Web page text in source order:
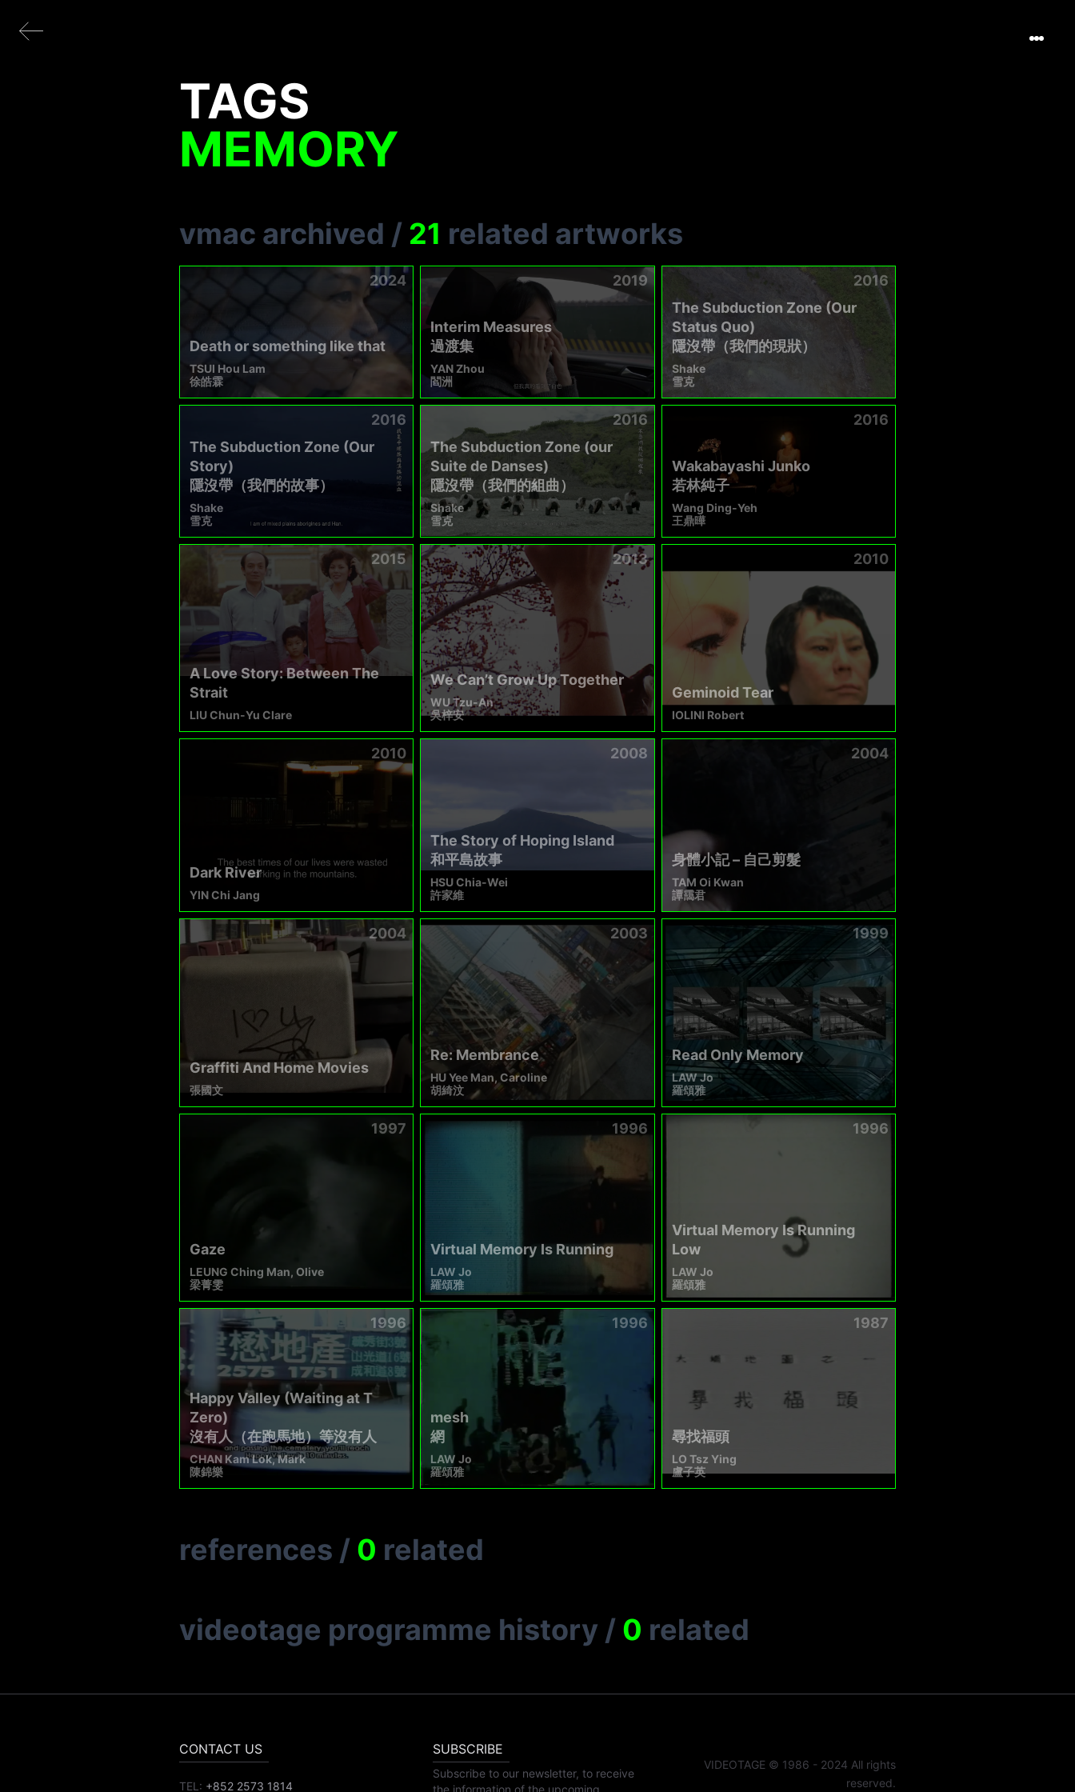
TAGS
MEMORY
vmac archived / 21 related artworks
2024
Death or something like that
TSUI Hou Lam
徐皓霖
2019
Interim Measures
過渡集
YAN Zhou
閻洲
2016
The Subduction Zone (Our
Status Quo)
隱沒帶（我們的現狀）
Shake
雪克
2016
The Subduction Zone (Our
Story)
隱沒帶（我們的故事）
Shake
雪克
2016
The Subduction Zone (our
Suite de Danses)
隱沒帶（我們的組曲）
Shake
雪克
2016
Wakabayashi Junko
若林純子
Wang Ding-Yeh
王鼎曄
2015
A Love Story: Between The
Strait
LIU Chun-Yu Clare
2013
We Can’t Grow Up Together
WU Tzu-An
吳梓安
2010
Geminoid Tear
IOLINI Robert
2010
Dark River
YIN Chi Jang
2008
The Story of Hoping Island
和平島故事
HSU Chia-Wei
許家維
2004
身體小記 – 自己剪髮
TAM Oi Kwan
譚靄君
2004
Graffiti And Home Movies
張國文
2003
Re: Membrance
HU Yee Man, Caroline
胡綺汶
1999
Read Only Memory
LAW Jo
羅頌雅
1997
Gaze
LEUNG Ching Man, Olive
梁菁雯
1996
Virtual Memory Is Running
LAW Jo
羅頌雅
1996
Virtual Memory Is Running
Low
LAW Jo
羅頌雅
1996
Happy Valley (Waiting at T
Zero)
沒有人（在跑馬地）等沒有人
CHAN Kam Lok, Mark
陳錦樂
1996
mesh
網
LAW Jo
羅頌雅
1987
尋找福頭
LO Tsz Ying
盧子英
references / 0 related
videotage programme history / 0 related
CONTACT US
TEL: +852 2573 1814
SUBSCRIBE
Subscribe to our newsletter, to receive
the information of the upcoming
VIDEOTAGE © 1986 - 2024 All rights
reserved.